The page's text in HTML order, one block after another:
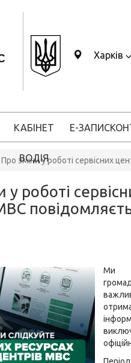
Харків
КАБІНЕТ
ВОДІЯ
Е-ЗАПИС
Про зміни у роботі сервісних
у роботі
Ми